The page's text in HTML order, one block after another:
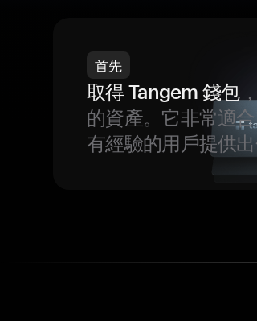
首先
取得 Tangem 錢包
的資產。它非常適
有經驗的用戶提供出